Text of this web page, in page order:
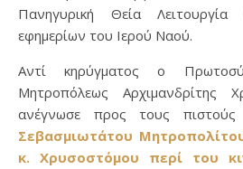
Πανηγυρική Θεία
εφημερίων του Ιερού Ναού.
Αντί κηρύγματος ο
Μητροπόλεως Αρχιμανδρίτης
ανέγνωσε προς τους
Σεβασμιωτάτου
κ. Χρυσοστόμου περί του